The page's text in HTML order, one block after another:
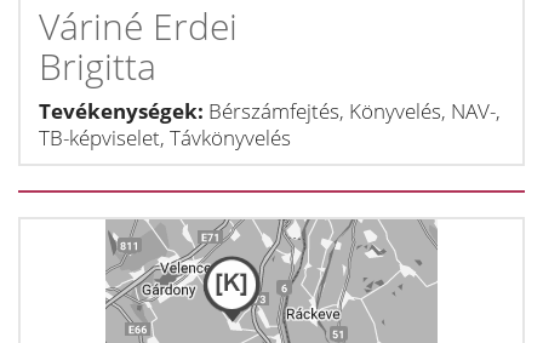
Váriné Erdei
Brigitta
Tevékenységek: Bérszámfejtés, Könyvelés, NAV-,
TB-képviselet, Távkönyvelés